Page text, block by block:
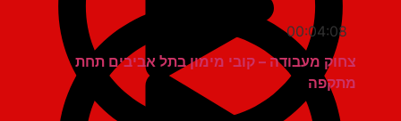
00:04:08
צחוק מעבודה – קובי מימון בתל אביבים תחת
מתקפה